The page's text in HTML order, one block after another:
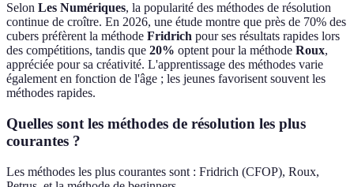
Selon Les Numériques, la popularité des méthodes de résolution
continue de croître. En 2026, une étude montre que près de 70% des
cubers préfèrent la méthode Fridrich pour ses résultats rapides lors
des compétitions, tandis que 20% optent pour la méthode Roux,
appréciée pour sa créativité. L'apprentissage des méthodes varie
également en fonction de l'âge ; les jeunes favorisent souvent les
méthodes rapides.
Quelles sont les méthodes de résolution les plus
courantes ?
Les méthodes les plus courantes sont : Fridrich (CFOP), Roux,